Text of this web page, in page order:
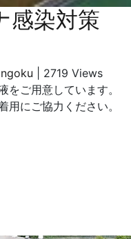
感染対策
2719 Views
ご用意しています。
用にご協力ください。